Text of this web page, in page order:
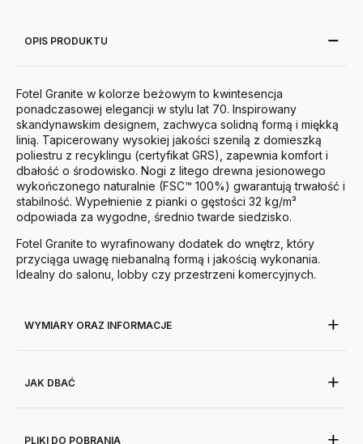
OPIS PRODUKTU
Fotel Granite w kolorze beżowym to kwintesencja
ponadczasowej elegancji w stylu lat 70. Inspirowany
skandynawskim designem, zachwyca solidną formą i miękką
linią. Tapicerowany wysokiej jakości szenilą z domieszką
poliestru z recyklingu (certyfikat GRS), zapewnia komfort i
dbałość o środowisko. Nogi z litego drewna jesionowego
wykończonego naturalnie (FSC™ 100%) gwarantują trwałość i
stabilność. Wypełnienie z pianki o gęstości 32 kg/m³
odpowiada za wygodne, średnio twarde siedzisko.
Fotel Granite to wyrafinowany dodatek do wnętrz, który
przyciąga uwagę niebanalną formą i jakością wykonania.
Idealny do salonu, lobby czy przestrzeni komercyjnych.
WYMIARY ORAZ INFORMACJE
JAK DBAĆ
PLIKI DO POBRANIA